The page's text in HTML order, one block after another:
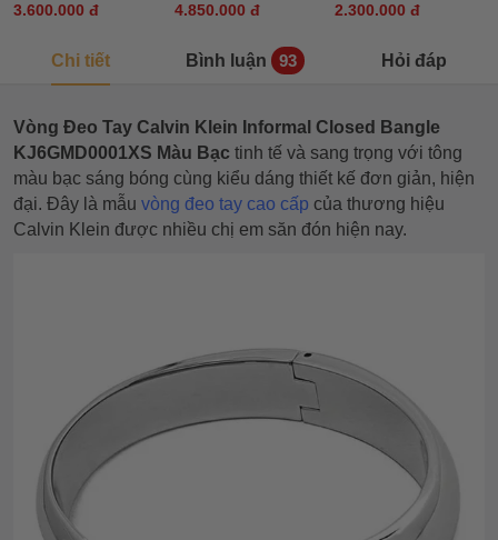
3.600.000 đ 4.850.000 đ 2.300.000 đ
Chi tiết Bình luận 93 Hỏi đáp
Vòng Đeo Tay Calvin Klein Informal Closed Bangle
KJ6GMD0001XS Màu Bạc tinh tế và sang trọng với tông
màu bạc sáng bóng cùng kiểu dáng thiết kế đơn giản, hiện
đại. Đây là mẫu vòng đeo tay cao cấp của thương hiệu
Calvin Klein được nhiều chị em săn đón hiện nay.